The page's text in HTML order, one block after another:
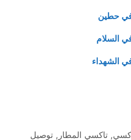
في حطين
السلام
الشهداء
,تاكسي المطار ,توصيل